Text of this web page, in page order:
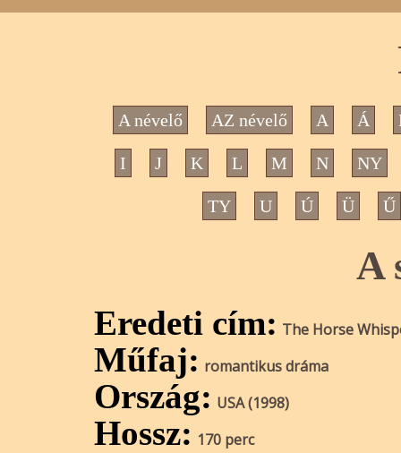
A névelő AZ névelő A Á
I J K L M N NY
TY U Ú Ü Ű
A
Eredeti cím: The Horse
Műfaj: romantikus dráma
Ország: USA (1998)
Hossz: 170 perc